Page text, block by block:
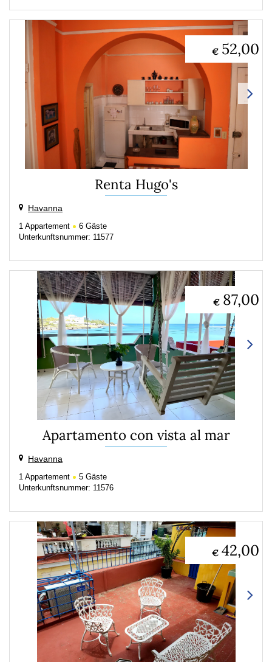
52,00
€
Renta Hugo's
Havanna
1 Appartement 6 Gäste
Unterkunftsnummer: 11577
87,00
€
Apartamento con vista al mar
Havanna
1 Appartement 5 Gäste
Unterkunftsnummer: 11576
42,00
€